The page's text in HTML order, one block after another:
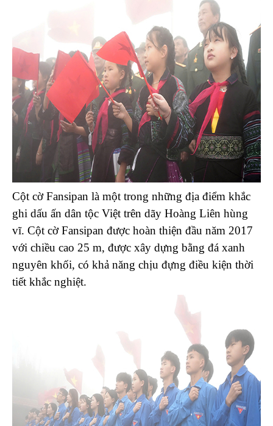
Cột cờ Fansipan là một trong những địa điểm khắc
ghi dấu ấn dân tộc Việt trên dãy Hoàng Liên hùng
vĩ. Cột cờ Fansipan được hoàn thiện đầu năm 2017
với chiều cao 25 m, được xây dựng bằng đá xanh
nguyên khối, có khả năng chịu đựng điều kiện thời
tiết khắc nghiệt.